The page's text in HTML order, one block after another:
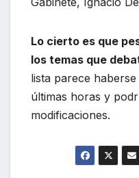
Lo cierto es que
los temas que
lista parece
últimas horas y
modificaciones.